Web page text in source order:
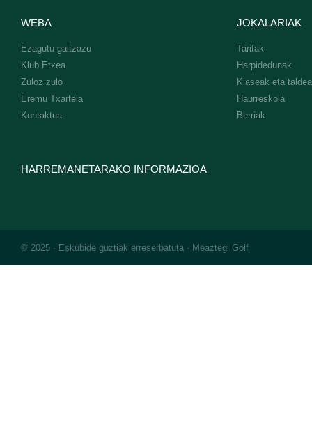
WEBA
Ezagutu gaitzazu
Klub Etxea
Zuloz zulo
Eremu Txartela
Kontaktua
JOKALARIAK
Tarifak
Harpidedunak
Klaseak eta
Haurreskola
Berriak
HARREMANETARAKO INFORMAZIOA
© 2025 · Eskubide guztiak erreserbatuta · Meaztegi Golf